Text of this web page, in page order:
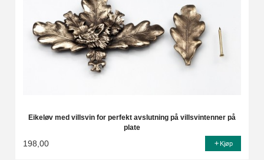
Eikeløv med villsvin for perfekt avslutning på villsvintenner på
plate
198,00 Kjøp